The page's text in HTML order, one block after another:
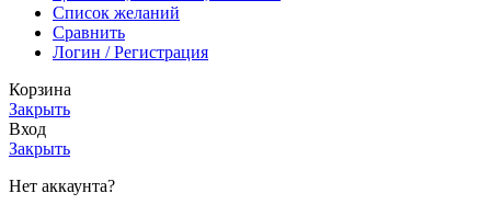
Список желаний
Сравнить
Логин / Регистрация
Корзина
Закрыть
Вход
Закрыть
Нет аккаунта?